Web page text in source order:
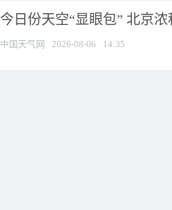
今日份天空“显眼包” 北京
中国天气网 2026-08-06 14:35